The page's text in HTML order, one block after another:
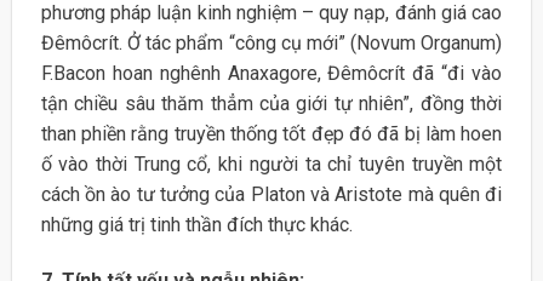
phương pháp luận kinh nghiệm – quy nạp, đánh giá cao
Đêmôcrít. Ở tác phẩm “công cụ mới” (Novum Organum)
F.Bacon hoan nghênh Anaxagore, Đêmôcrít đã “đi vào
tận chiều sâu thăm thẳm của giới tự nhiên”, đồng thời
than phiền rằng truyền thống tốt đẹp đó đã bị làm hoen
ố vào thời Trung cổ, khi người ta chỉ tuyên truyền một
cách ồn ào tư tưởng của Platon và Aristote mà quên đi
những giá trị tinh thần đích thực khác.